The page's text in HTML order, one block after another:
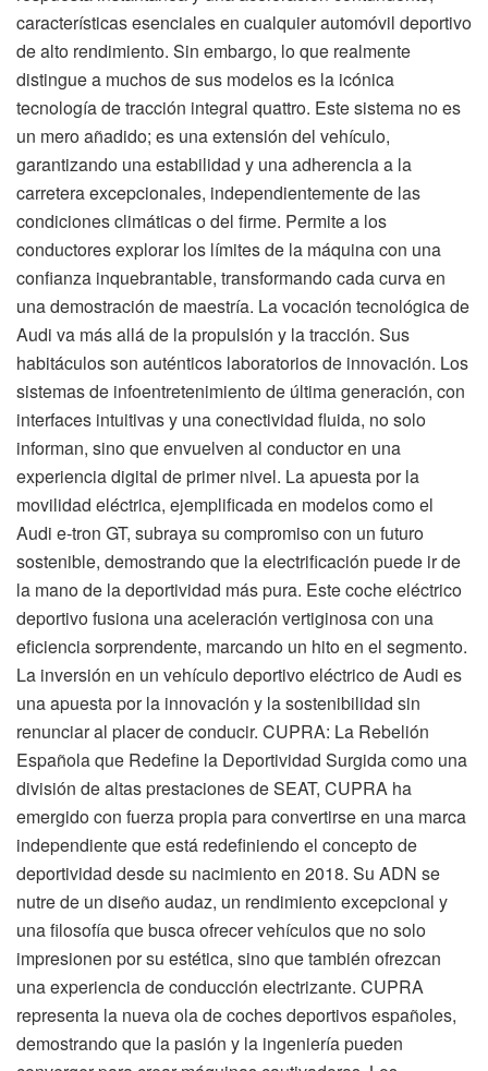
características esenciales en cualquier automóvil deportivo
de alto rendimiento. Sin embargo, lo que realmente
distingue a muchos de sus modelos es la icónica
tecnología de tracción integral quattro. Este sistema no es
un mero añadido; es una extensión del vehículo,
garantizando una estabilidad y una adherencia a la
carretera excepcionales, independientemente de las
condiciones climáticas o del firme. Permite a los
conductores explorar los límites de la máquina con una
confianza inquebrantable, transformando cada curva en
una demostración de maestría. La vocación tecnológica de
Audi va más allá de la propulsión y la tracción. Sus
habitáculos son auténticos laboratorios de innovación. Los
sistemas de infoentretenimiento de última generación, con
interfaces intuitivas y una conectividad fluida, no solo
informan, sino que envuelven al conductor en una
experiencia digital de primer nivel. La apuesta por la
movilidad eléctrica, ejemplificada en modelos como el
Audi e-tron GT, subraya su compromiso con un futuro
sostenible, demostrando que la electrificación puede ir de
la mano de la deportividad más pura. Este coche eléctrico
deportivo fusiona una aceleración vertiginosa con una
eficiencia sorprendente, marcando un hito en el segmento.
La inversión en un vehículo deportivo eléctrico de Audi es
una apuesta por la innovación y la sostenibilidad sin
renunciar al placer de conducir. CUPRA: La Rebelión
Española que Redefine la Deportividad Surgida como una
división de altas prestaciones de SEAT, CUPRA ha
emergido con fuerza propia para convertirse en una marca
independiente que está redefiniendo el concepto de
deportividad desde su nacimiento en 2018. Su ADN se
nutre de un diseño audaz, un rendimiento excepcional y
una filosofía que busca ofrecer vehículos que no solo
impresionen por su estética, sino que también ofrezcan
una experiencia de conducción electrizante. CUPRA
representa la nueva ola de coches deportivos españoles,
demostrando que la pasión y la ingeniería pueden